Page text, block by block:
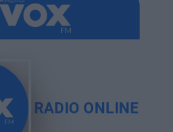
RADIO ONLINE